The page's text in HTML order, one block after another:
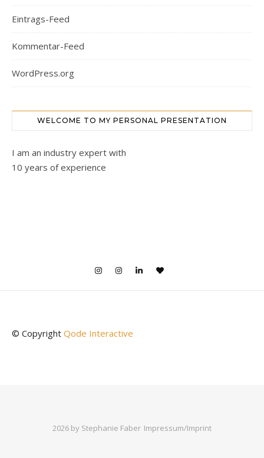
Eintrags-Feed
Kommentar-Feed
WordPress.org
WELCOME TO MY PERSONAL PRESENTATION
I am an industry expert with
10 years of experience
© Copyright Qode Interactive
2026 by Stephanie Faber Impressum/Imprint